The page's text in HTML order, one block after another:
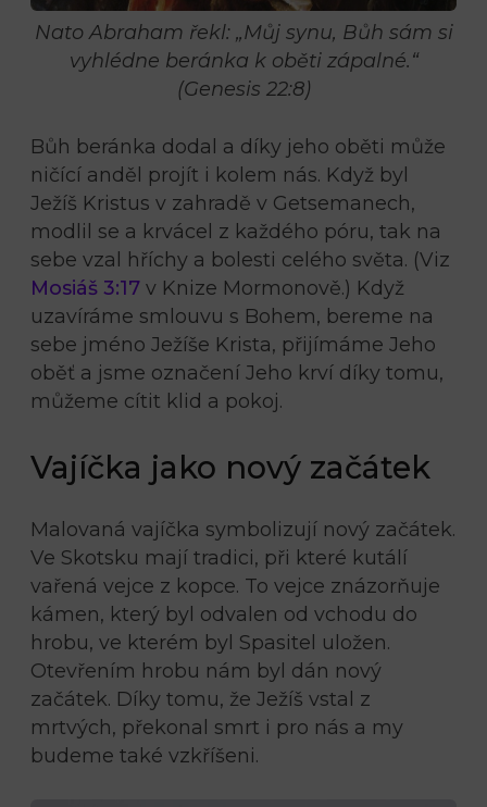
Nato Abraham řekl: „Můj synu, Bůh sám si
vyhlédne beránka k oběti zápalné.“
(Genesis 22:8)
Bůh beránka dodal a díky jeho oběti může
ničící anděl projít i kolem nás. Když byl
Ježíš Kristus v zahradě v Getsemanech,
modlil se a krvácel z každého póru, tak na
sebe vzal hříchy a bolesti celého světa. (Viz
Mosiáš 3:17 v Knize Mormonově.) Když
uzavíráme smlouvu s Bohem, bereme na
sebe jméno Ježíše Krista, přijímáme Jeho
oběť a jsme označení Jeho krví díky tomu,
můžeme cítit klid a pokoj.
Vajíčka jako nový začátek
Malovaná vajíčka symbolizují nový začátek.
Ve Skotsku mají tradici, při které kutálí
vařená vejce z kopce. To vejce znázorňuje
kámen, který byl odvalen od vchodu do
hrobu, ve kterém byl Spasitel uložen.
Otevřením hrobu nám byl dán nový
začátek. Díky tomu, že Ježíš vstal z
mrtvých, překonal smrt i pro nás a my
budeme také vzkříšeni.